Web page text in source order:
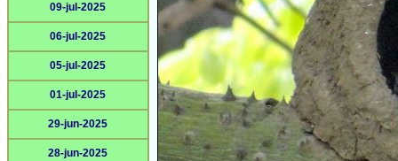
09-jul-2025
06-jul-2025
05-jul-2025
01-jul-2025
29-jun-2025
28-jun-2025